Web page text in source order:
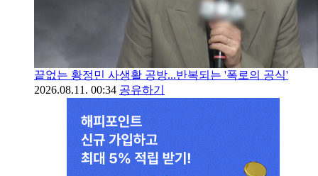
끝없는 황정민 사생활 공방...반복되는 '폭로의 공식'
2026.08.11. 00:34 공유하기